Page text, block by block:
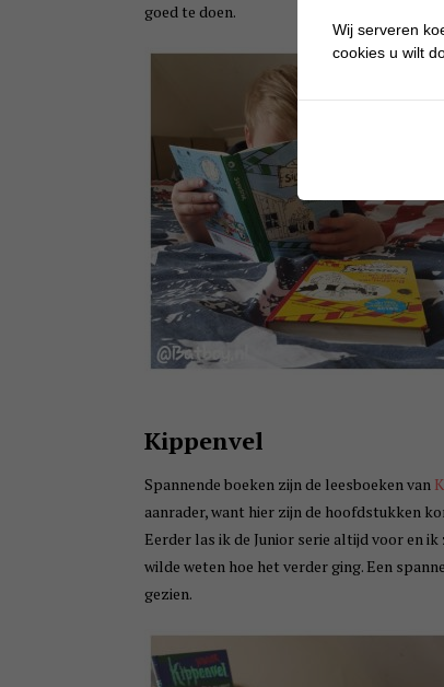
goed te doen.
Kippenvel
Spannende boeken zijn de leesboeken van
aanrader, want hier zijn de hoofdstukken
Eerder las ik de Junior serie altijd voor en
wilde weten hoe het verder ging. Een
gezien.
Wij serveren
cookies u wilt